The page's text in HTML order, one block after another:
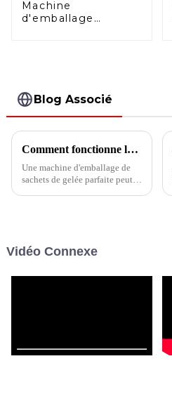
Machine
d'emballage
Blog Associé
Comment fonctionne la machine d'emballage de gelée en sachet ?
Une machine d'emballage de
sachets de gelée parfaite peut
puis la machine coupera...
Vidéo Connexe